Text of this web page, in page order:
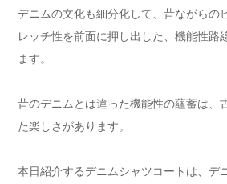
デニムの文化も細分化して、昔ながらの
レッチ性を前面に押し出した、機能性路
ます。
昔のデニムとは違った機能性の蘊蓄は、
た楽しさがあります。
本日紹介するデニムシャツコートは、デ